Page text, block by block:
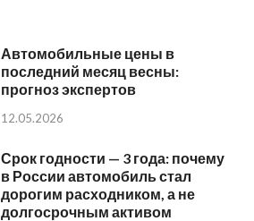
Автомобильные цены в
последний месяц весны:
прогноз экспертов
12.05.2026
Срок годности — 3 года: почему
в России автомобиль стал
дорогим расходником, а не
долгосрочным активом